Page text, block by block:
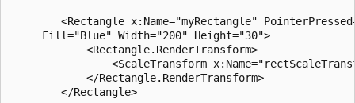
<Rectangle x:Name="myRectangle"
     Fill="Blue" Width="200" Height="30">
            <Rectangle.RenderTransform>
<ScaleTransform
            </Rectangle.RenderTransform>
        </Rectangle>